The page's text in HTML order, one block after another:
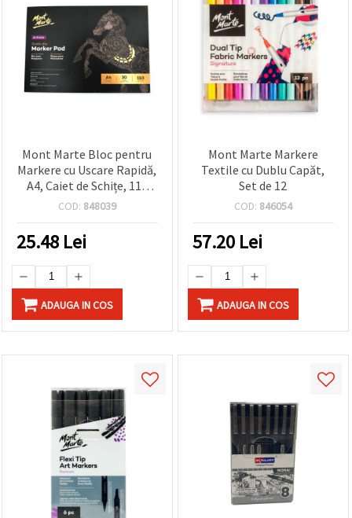
Mont Marte Bloc pentru
Markere cu Uscare Rapidă,
A4, Caiet de Schițe, 110
g/m², 30 file, 297 x 210
COD: 848039
25.48 Lei
ADAUGA IN COS
Mont Marte Markere
Textile cu Dublu Capăt,
Set de 12
COD: 846054
57.20 Lei
ADAUGA IN COS